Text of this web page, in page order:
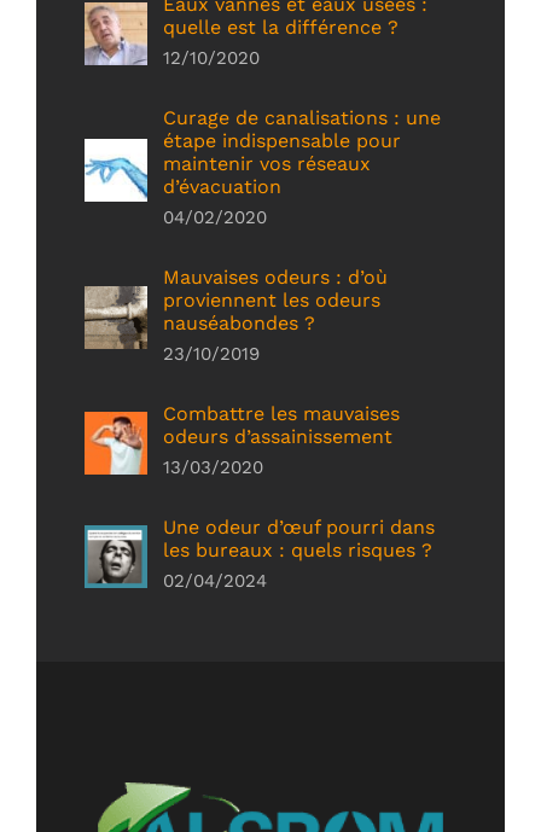
quelle est la différence ?
12/10/2020
Curage de canalisations : une
étape indispensable pour
maintenir vos réseaux
d’évacuation
04/02/2020
Mauvaises odeurs : d’où
proviennent les odeurs
nauséabondes ?
23/10/2019
Combattre les mauvaises
odeurs d’assainissement
13/03/2020
Une odeur d’œuf pourri dans
les bureaux : quels risques ?
02/04/2024